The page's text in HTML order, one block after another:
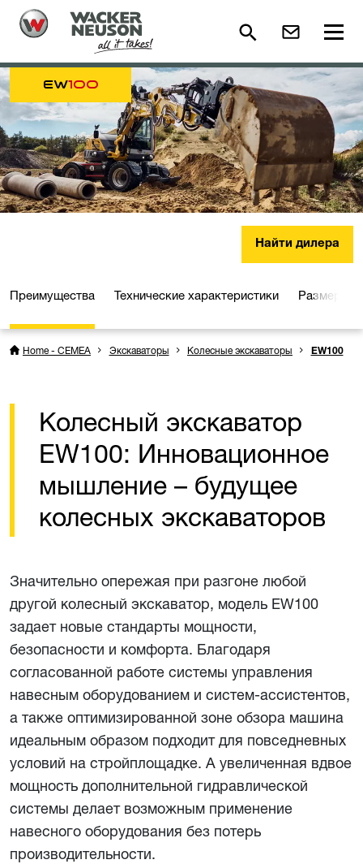
EW100
Найти дилера
Преимущества Технические характеристики Размеры
Home - CEMEA Экскаваторы Колесные экскаваторы EW100
Колесный экскаватор
EW100: Инновационное
мышление – будущее
колесных экскаваторов
Значительно опережая при разгоне любой
другой колесный экскаватор, модель EW100
задает новые стандарты мощности,
безопасности и комфорта. Благодаря
согласованной работе системы управления
навесным оборудованием и систем-ассистентов,
а также оптимизированной зоне обзора машина
идеальным образом подходит для повседневных
условий на стройплощадке. А увеличенная вдвое
мощность дополнительной гидравлической
системы делает возможным применение
навесного оборудования без потерь
производительности.